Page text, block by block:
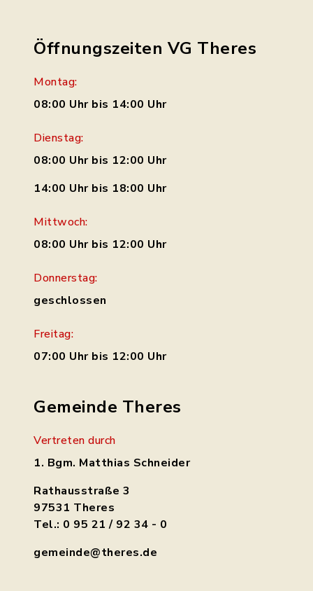
Öffnungszeiten VG Theres
Montag:
08:00 Uhr bis 14:00 Uhr
Dienstag:
08:00 Uhr bis 12:00 Uhr
14:00 Uhr bis 18:00 Uhr
Mittwoch:
08:00 Uhr bis 12:00 Uhr
Donnerstag:
geschlossen
Freitag:
07:00 Uhr bis 12:00 Uhr
Gemeinde Theres
Vertreten durch
1. Bgm. Matthias Schneider
Rathausstraße 3
97531 Theres
Tel.: 0 95 21 / 92 34 - 0
gemeinde@theres.de